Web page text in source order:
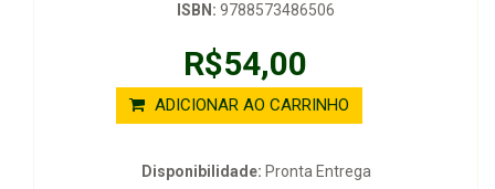
ISBN: 9788573486506
R$54,00
ADICIONAR AO CARRINHO
Disponibilidade: Pronta Entrega